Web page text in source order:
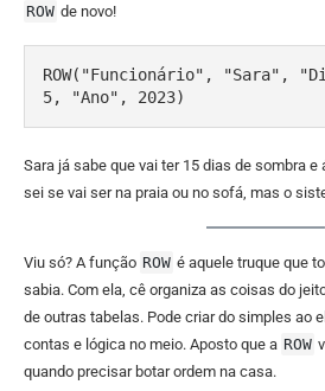
ROW de novo!
ROW("Funcionário", "Sara",
5, "Ano", 2023)
Sara já sabe que vai ter 15 dias de sombra
sei se vai ser na praia ou no sofá, mas o
Viu só? A função ROW é aquele truque que
sabia. Com ela, cê organiza as coisas do
de outras tabelas. Pode criar do simples ao
contas e lógica no meio. Aposto que a ROW
quando precisar botar ordem na casa.